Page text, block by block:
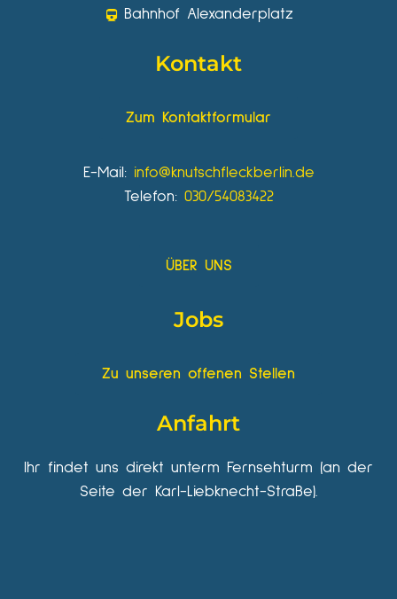
Bahnhof Alexanderplatz
Kontakt
Zum Kontaktformular
E-Mail: info@knutschfleckberlin.de
Telefon: 030/54083422
ÜBER UNS
Jobs
Zu unseren offenen Stellen
Anfahrt
Ihr findet uns direkt unterm Fernsehturm (an der
Seite der Karl-Liebknecht-Straße).